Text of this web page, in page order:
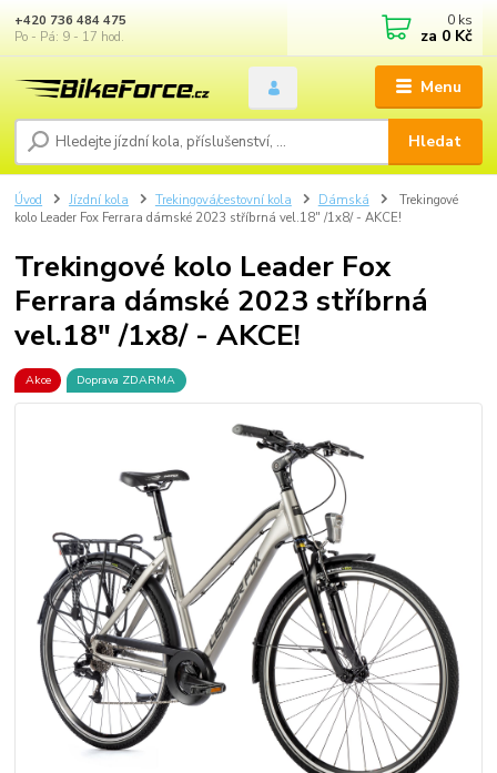
Menu
Hledat
+420 736 484 475
Po - Pá: 9 - 17 hod.
0 ks
za 0 Kč
Úvod Jízdní kola Trekingová/cestovní kola Dámská
Trekingové
kolo Leader Fox Ferrara dámské 2023 stříbrná vel.18" /1x8/ - AKCE!
Trekingové kolo Leader Fox
Ferrara dámské 2023 stříbrná
vel.18" /1x8/ - AKCE!
Akce Doprava ZDARMA